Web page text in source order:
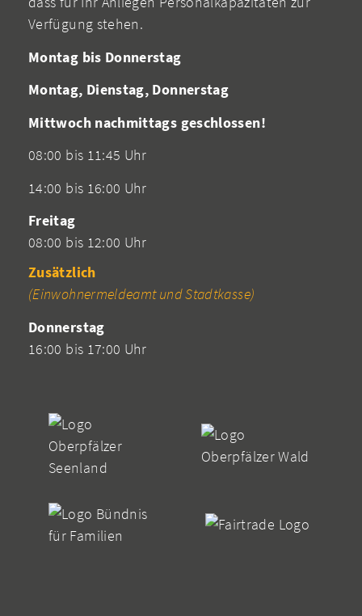
Verfügung stehen.
Montag bis Donnerstag
Montag, Dienstag, Donnerstag
Mittwoch nachmittags geschlossen!
08:00 bis 11:45 Uhr
14:00 bis 16:00 Uhr
Freitag
08:00 bis 12:00 Uhr
Zusätzlich
(Einwohnermeldeamt und Stadtkasse)
Donnerstag
16:00 bis 17:00 Uhr